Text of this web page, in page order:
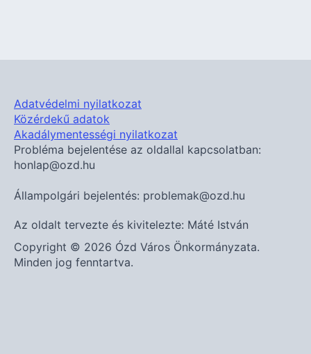
Adatvédelmi nyilatkozat
Közérdekű adatok
Akadálymentességi nyilatkozat
Probléma bejelentése az oldallal kapcsolatban:
honlap@ozd.hu
Állampolgári bejelentés: problemak@ozd.hu
Az oldalt tervezte és kivitelezte: Máté István
Copyright © 2026 Ózd Város Önkormányzata.
Minden jog fenntartva.